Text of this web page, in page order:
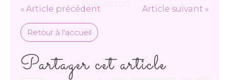
« Article précédent Article suivant »
Retour à l'accueil
Partager cet article